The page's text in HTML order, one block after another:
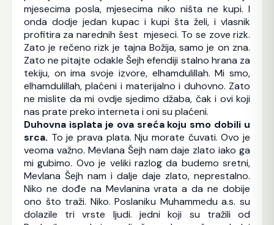
mjesecima posla, mjesecima niko ništa ne kupi. I
onda dodje jedan kupac i kupi šta želi, i vlasnik
profitira za narednih šest mjeseci. To se zove rizk.
Zato je rečeno rizk je tajna Božija, samo je on zna.
Zato ne pitajte odakle Šejh efendiji stalno hrana za
tekiju, on ima svoje izvore, elhamdulillah. Mi smo,
elhamdulillah, plaćeni i materijalno i duhovno. Zato
ne mislite da mi ovdje sjedimo džaba, čak i ovi koji
nas prate preko interneta i oni su plaćeni.
Duhovna isplata je ova sreća koju smo dobili u
srca. To je prava plata. Nju morate čuvati. Ovo je
veoma važno. Mevlana Šejh nam daje zlato iako ga
mi gubimo. Ovo je veliki razlog da budemo sretni,
Mevlana Šejh nam i dalje daje zlato, neprestalno.
Niko ne dođe na Mevlanina vrata a da ne dobije
ono što traži. Niko. Poslaniku Muhammedu a.s. su
dolazile tri vrste ljudi. jedni koji su tražili od